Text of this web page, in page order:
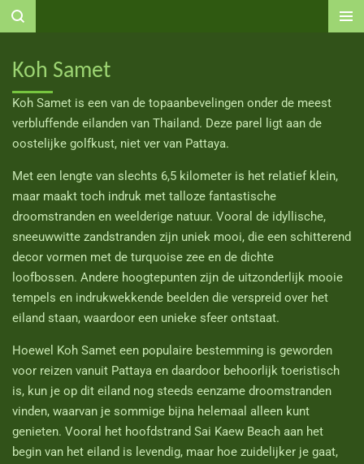
Ga
de
hoofdinhoud
Koh Samet
Koh Samet is een van de topaanbevelingen onder de meest
verbluffende eilanden van Thailand. Deze parel ligt aan de
oostelijke golfkust, niet ver van Pattaya.
Met een lengte van slechts 6,5 kilometer is het relatief klein,
maar maakt toch indruk met talloze fantastische
droomstranden en weelderige natuur. Vooral de idyllische,
sneeuwwitte zandstranden zijn uniek mooi, die een schitterend
decor vormen met de turquoise zee en de dichte
loofbossen. Andere hoogtepunten zijn de uitzonderlijk mooie
tempels en indrukwekkende beelden die verspreid over het
eiland staan, waardoor een unieke sfeer ontstaat.
Hoewel Koh Samet een populaire bestemming is geworden
voor reizen vanuit Pattaya en daardoor behoorlijk toeristisch
is, kun je op dit eiland nog steeds eenzame droomstranden
vinden, waarvan je sommige bijna helemaal alleen kunt
genieten. Vooral het hoofdstrand Sai Kaew Beach aan het
begin van het eiland is levendig, maar hoe zuidelijker je gaat,